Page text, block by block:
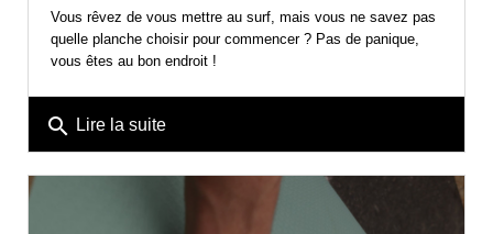
Vous rêvez de vous mettre au surf, mais vous ne savez pas
quelle planche choisir pour commencer ? Pas de panique,
vous êtes au bon endroit !
search Lire la suite